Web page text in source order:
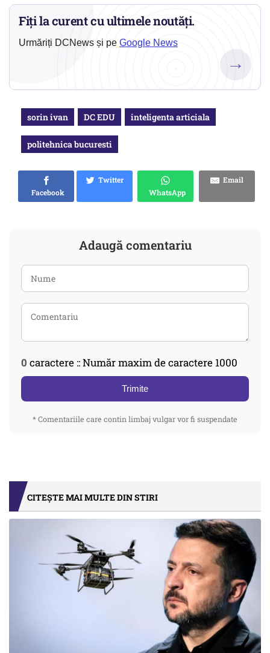
Fiți la curent cu ultimele noutăți.
Urmăriți DCNews și pe Google News
→
sorin ivan DC EDU inteligenta articiala
politehnica bucuresti
Facebook
Twitter
WhatsApp
Email
Adaugă comentariu
0 caractere :: Număr maxim de caractere 1000
Trimite
* Comentariile care contin limbaj vulgar vor fi suspendate
CITEȘTE MAI MULTE DIN STIRI